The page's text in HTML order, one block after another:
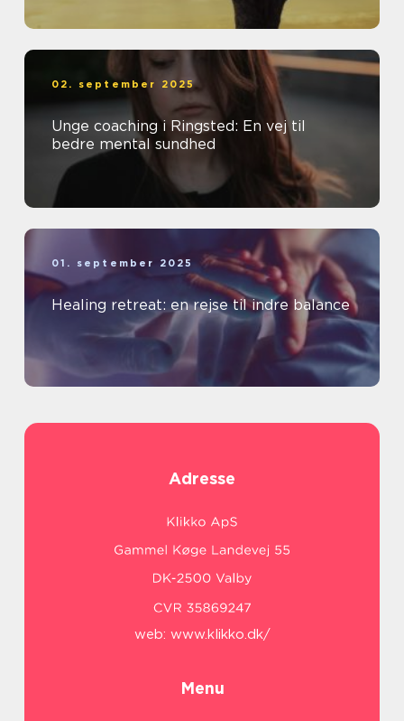
02. september 2025
Unge coaching i Ringsted: En vej til
bedre mental sundhed
01. september 2025
Healing retreat: en rejse til indre balance
Adresse
web: www.klikko.dk/
Menu